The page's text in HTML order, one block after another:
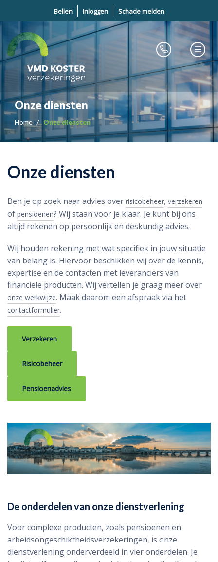
Bellen Inloggen Schade melden
Onze diensten
Home Onze diensten
Onze diensten
Ben je op zoek naar advies over risicobeheer, verzekeren
of pensioenen? Wij staan voor je klaar. Je kunt bij ons
altijd rekenen op persoonlijk en deskundig advies.
Wij houden rekening met wat specifiek in jouw situatie
van belang is. Hiervoor beschikken wij over de kennis,
expertise en de contacten met leveranciers van
financiële producten. Wij vertellen je graag meer over
onze werkwijze. Maak daarom een afspraak via het
contactformulier.
Verzekeren
Risicobeheer
Pensioenadvies
De onderdelen van onze dienstverlening
Voor complexe producten, zoals pensioenen en
arbeidsongeschiktheidsverzekeringen, is onze
dienstverlening onderverdeeld in vier onderdelen. Je